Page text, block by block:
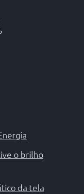
o brilho
da tela